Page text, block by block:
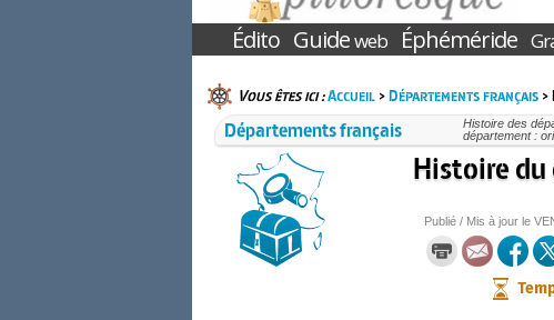
Édito Guideweb Éphéméride
Vous êtes ici :Accueil>Départements français>
Départements français
Histoire des
département :
Histoire du
Publié / Mis à jour le